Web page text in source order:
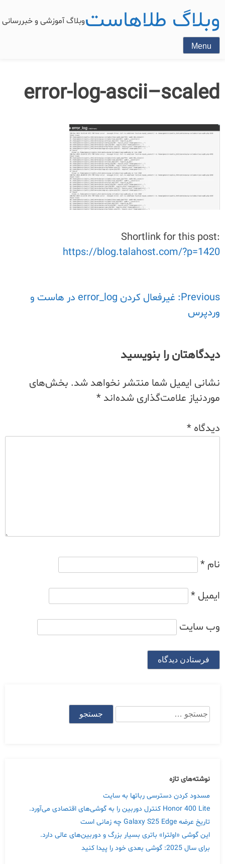
وبلاگ طلاهاستوبلاگ آموزشی و
Menu
error-log-ascii–scaled
Shortlink for this post:
https://blog.talahost.com/?p=1420
راهبری
نوشته
Previous:
غیرفعال کردن error_log در هاست و
وردپرس
دیدگاهتان را بنویسید
نشانی ایمیل شما منتشر نخواهد شد. بخش‌های
موردنیاز علامت‌گذاری شده‌اند *
دیدگاه *
نام *
ایمیل *
وب‌ سایت
جستجو
برای:
نوشته‌های تازه
مسدود کردن دسترسی رباتها به سایت
Honor 400 Lite کنترل دوربین را به گوشی‌های اقتصادی می‌آورد.
تاریخ عرضه Galaxy S25 Edge چه زمانی است
این گوشی «اولترا» باتری بسیار بزرگ و دوربین‌های عالی دارد.
برای سال 2025: گوشی بعدی خود را پیدا کنید